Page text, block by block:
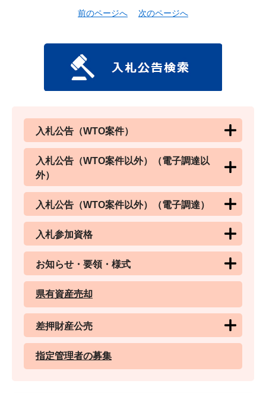
前のページへ 次のページへ
入札公告（WTO案件）
入札公告（WTO案件以外）（電子調達以
外）
入札公告（WTO案件以外）（電子調達）
入札参加資格
お知らせ・要領・様式
県有資産売却
差押財産公売
指定管理者の募集